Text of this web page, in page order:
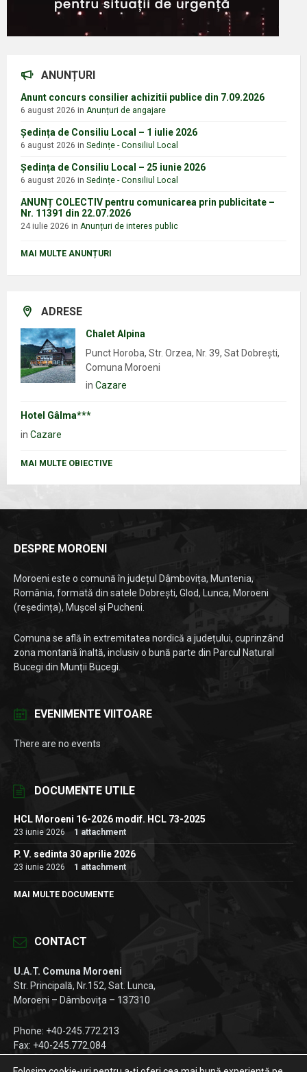
ANUNȚURI
Anunt concurs consilier achizitii publice din 7.09.2026
6 august 2026 in Anunțuri de angajare
Ședința de Consiliu Local – 1 iulie 2026
6 august 2026 in Sedințe - Consiliul Local
Ședința de Consiliu Local – 25 iunie 2026
6 august 2026 in Sedințe - Consiliul Local
ANUNȚ COLECTIV pentru comunicarea prin publicitate –
Nr. 11391 din 22.07.2026
24 iulie 2026 in Anunțuri de interes public
MAI MULTE ANUNȚURI
ADRESE
Chalet Alpina
Punct Horoba, Str. Orzea, Nr. 39, Sat Dobrești,
Comuna Moroeni
in Cazare
Hotel Gâlma***
in Cazare
MAI MULTE OBIECTIVE
DESPRE MOROENI
Moroeni este o comună în județul Dâmbovița, Muntenia,
România, formată din satele Dobrești, Glod, Lunca, Moroeni
(reședința), Mușcel și Pucheni.
Comuna se află în extremitatea nordică a județului, cuprinzând
zona montană înaltă, inclusiv o bună parte din Parcul Natural
Bucegi din Munții Bucegi.
EVENIMENTE VIITOARE
There are no events
DOCUMENTE UTILE
HCL Moroeni 16-2026 modif. HCL 73-2025
23 iunie 2026 1 attachment
P. V. sedinta 30 aprilie 2026
23 iunie 2026 1 attachment
MAI MULTE DOCUMENTE
CONTACT
U.A.T. Comuna Moroeni
Str. Principală, Nr.152, Sat. Lunca,
Moroeni – Dâmbovița – 137310
Phone: +40-245.772.213
Fax: +40-245.772.084